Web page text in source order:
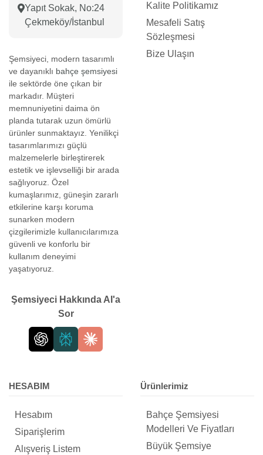
Yapıt Sokak, No:24
Çekmeköy/İstanbul
Şemsiyeci, modern tasarımlı
ve dayanıklı bahçe şemsiyesi
ile sektörde öne çıkan bir
markadır. Müşteri
memnuniyetini daima ön
planda tutarak uzun ömürlü
ürünler sunmaktayız. Yenilikçi
tasarımlarımızı güçlü
malzemelerle birleştirerek
estetik ve işlevselliği bir arada
sağlıyoruz. Özel
kumaşlarımız, güneşin zararlı
etkilerine karşı koruma
sunarken modern
çizgilerimizle kullanıcılarımıza
güvenli ve konforlu bir
kullanım deneyimi
yaşatıyoruz.
Şemsiyeci Hakkında AI'a
Sor
Kalite Politikamız
Mesafeli Satış
Sözleşmesi
Bize Ulaşın
HESABIM
Hesabım
Siparişlerim
Alışveriş Listem
Ürünlerimiz
Bahçe Şemsiyesi
Modelleri Ve Fiyatları
Büyük Şemsiye